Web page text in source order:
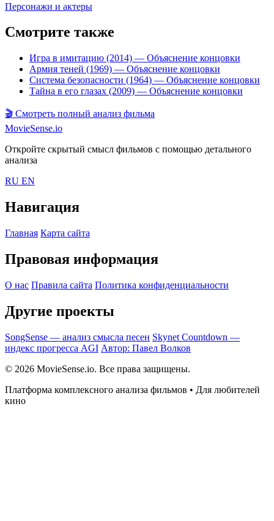
Персонажи и актеры
Смотрите также
Игра в имитацию (2014) — Объяснение концовки
Армия теней (1969) — Объяснение концовки
Система безопасности (1964) — Объяснение концовки
Тайна в его глазах (2009) — Объяснение концовки
🎬 Смотреть полный анализ фильма
MovieSense.io
Откройте скрытый смысл фильмов с помощью детального
анализа
RU EN
Навигация
Главная Карта сайта
Правовая информация
О нас Правила сайта Политика конфиденциальности
Другие проекты
SongSense — анализ смысла песен Skynet Countdown —
индекс прогресса AGI Автор: Павел Волков
© 2026 MovieSense.io. Все права защищены.
Платформа комплексного анализа фильмов • Для любителей
кино